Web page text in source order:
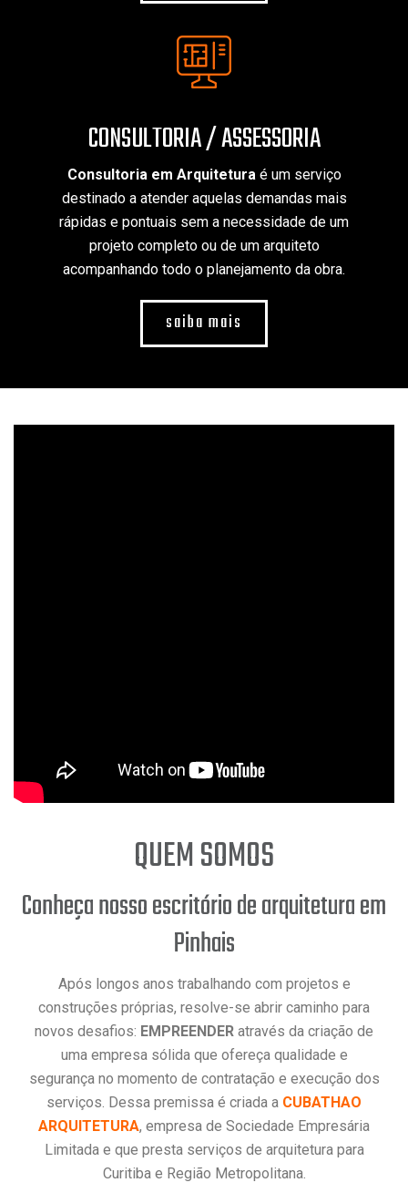
CONSULTORIA / ASSESSORIA
Consultoria em Arquiteturaé um serviço
destinado a atender aquelas demandas mais
rápidas e pontuais sem a necessidade de um
projeto completo ou de um arquiteto
acompanhando todo o planejamento da obra.
saiba mais
QUEM SOMOS
Conheça nosso escritório de arquitetura em
Pinhais
Após longos anos trabalhando com projetos e
construções próprias, resolve-se abrir caminho para
novos desafios: EMPREENDER através da criação de
uma empresa sólida que ofereça qualidade e
segurança no momento de contratação e execução dos
serviços. Dessa premissa é criada a CUBATHAO
ARQUITETURA, empresa de Sociedade Empresária
Limitada e que presta serviços de arquitetura para
Curitiba e Região Metropolitana.